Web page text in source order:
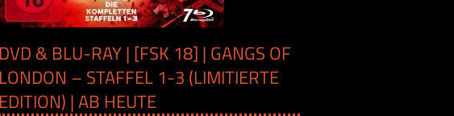
DVD & BLU-RAY | [FSK 18] | GANGS OF
LONDON – STAFFEL 1-3 (LIMITIERTE
EDITION) | AB HEUTE